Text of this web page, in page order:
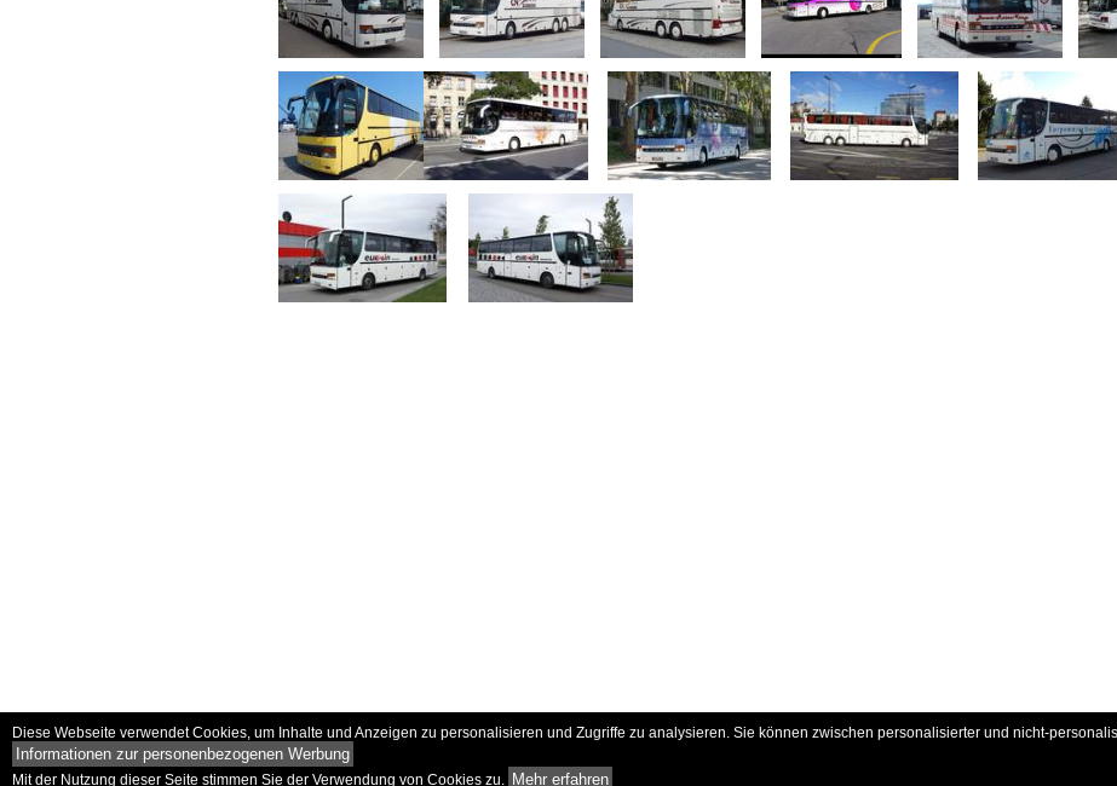
Diese Webseite verwendet Cookies, um Inhalte und Anzeigen zu personalisieren und Zugriffe zu analysieren. Sie können zwischen personalisierter und nicht-
Informationen zur personenbezogenen Werbung
Mit der Nutzung dieser Seite stimmen Sie der Verwendung von Cookies zu. Mehr erfahren